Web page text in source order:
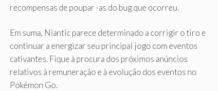
recompensas de poupar -as do bug que ocorreu.
Em suma, Niantic parece determinado a corrigir o tiro e
continuar a energizar seu principal jogo com eventos
cativantes. Fique à procura dos próximos anúncios
relativos à remuneração e à evolução dos eventos no
Pokémon Go.